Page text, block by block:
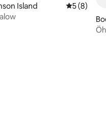
61 omdömen
Island 5 av 5 i
5 (8)